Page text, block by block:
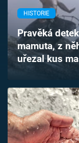
Časopis
Sledujte
Sledujte nás
HISTORIE
Pravěká
mamuta, z
uřezal kus